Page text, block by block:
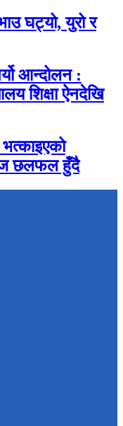
घट्यो, युरो र
आन्दोलन :
शिक्षा ऐनदेखि
भत्काइएको
छलफल हुँदै